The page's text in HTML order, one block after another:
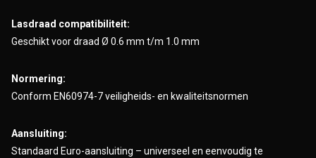
Lasdraad compatibiliteit:
Geschikt voor draad Ø 0.6 mm t/m 1.0 mm
Normering:
Conform EN60974-7 veiligheids- en kwaliteitsnormen
Aansluiting:
Standaard Euro-aansluiting – universeel en eenvoudig te